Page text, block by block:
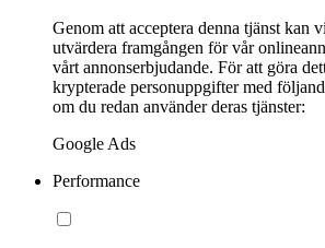
Genom att acceptera denna tjänst kan
utvärdera framgången för vår
vårt annonserbjudande. För att göra
krypterade personuppgifter med
om du redan använder deras tjänster:
Google Ads
Performance